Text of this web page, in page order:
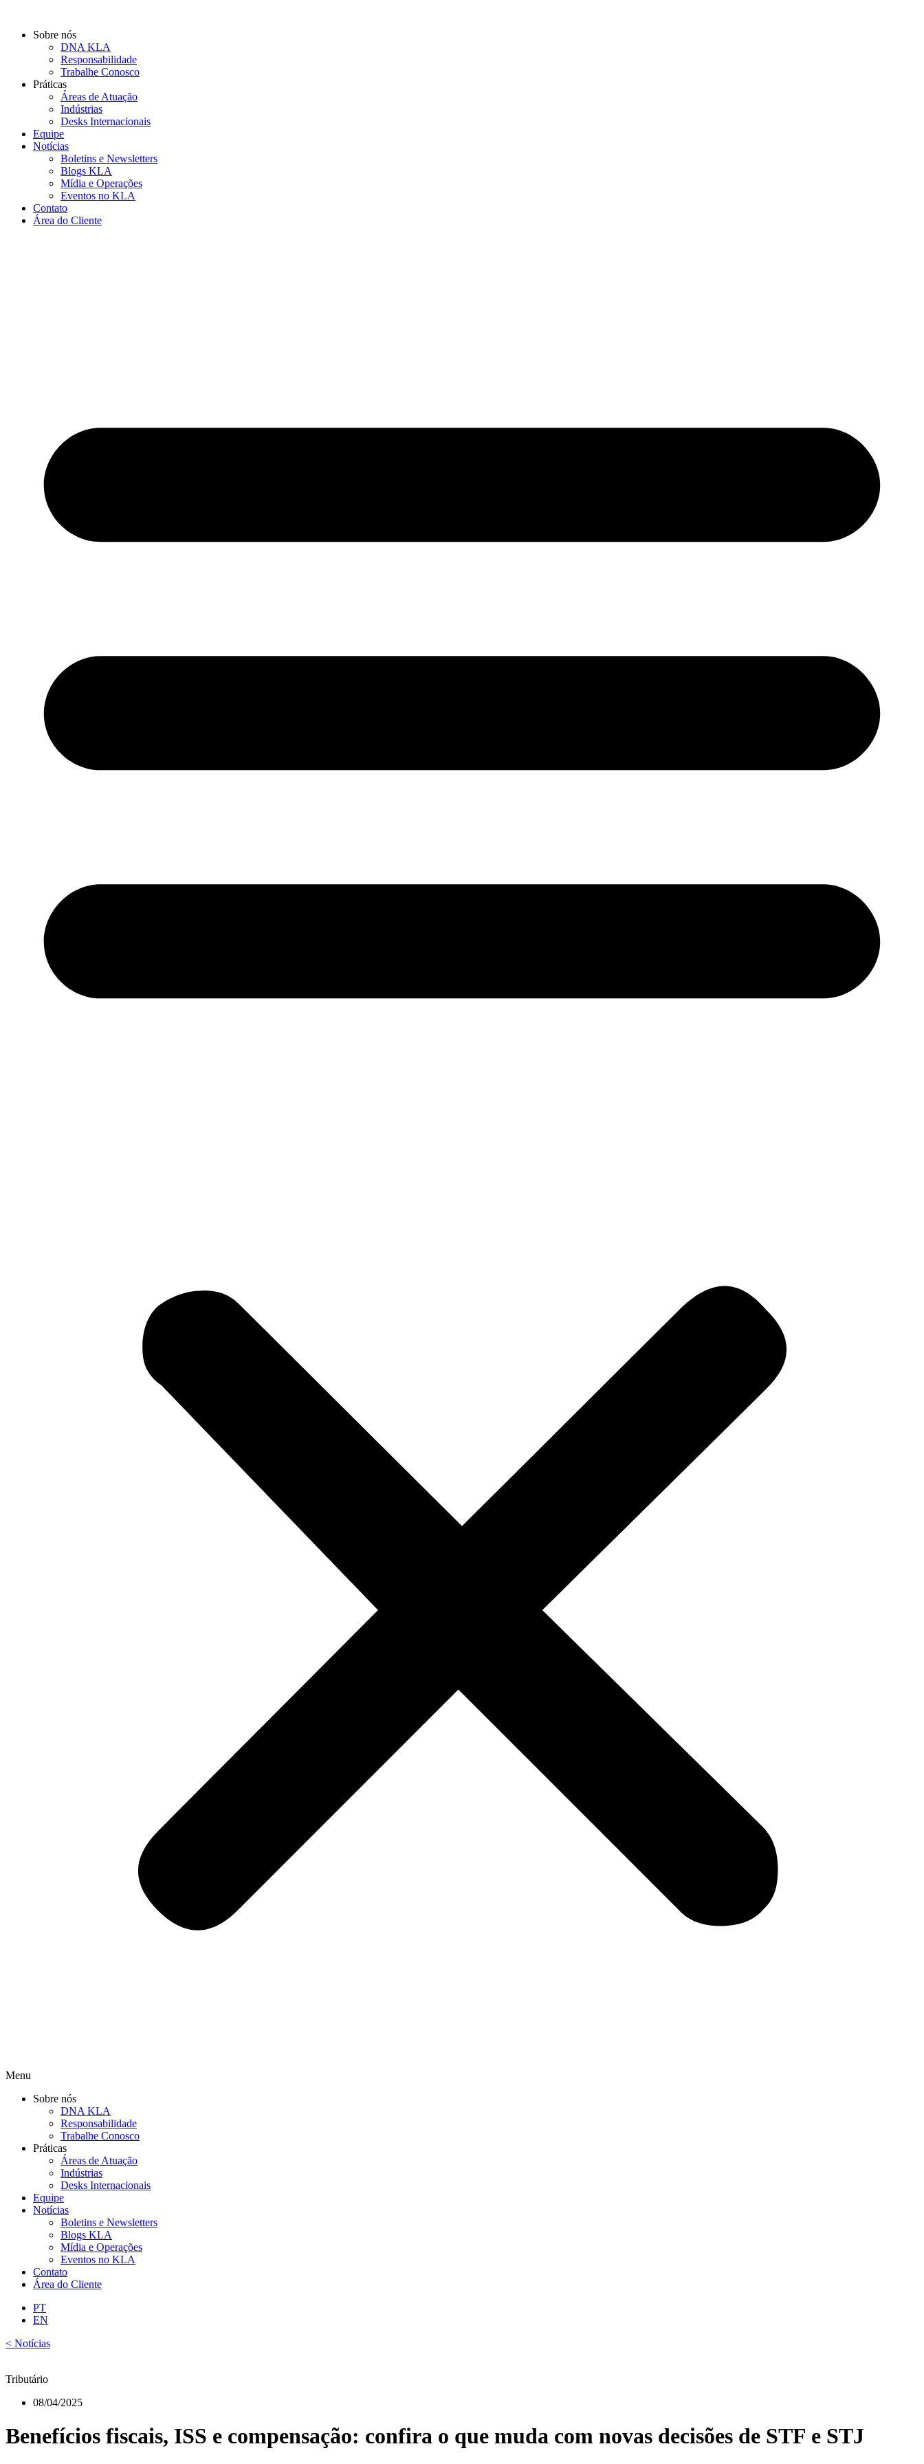
Sobre nós
DNA KLA
Responsabilidade
Trabalhe Conosco
Práticas
Áreas de Atuação
Indústrias
Desks Internacionais
Equipe
Notícias
Boletins e Newsletters
Blogs KLA
Mídia e Operações
Eventos no KLA
Contato
Área do Cliente
Menu
Sobre nós
DNA KLA
Responsabilidade
Trabalhe Conosco
Práticas
Áreas de Atuação
Indústrias
Desks Internacionais
Equipe
Notícias
Boletins e Newsletters
Blogs KLA
Mídia e Operações
Eventos no KLA
Contato
Área do Cliente
PT
EN
< Notícias
Tributário
08/04/2025
Benefícios fiscais, ISS e compensação: confira o que muda com novas decisões de STF e STJ